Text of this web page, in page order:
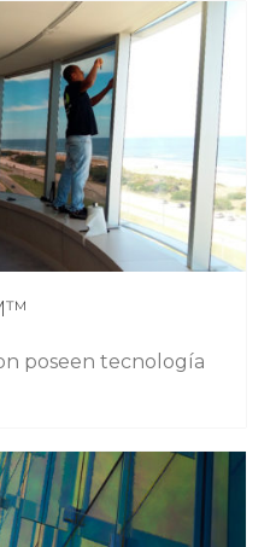
poseen tecnología